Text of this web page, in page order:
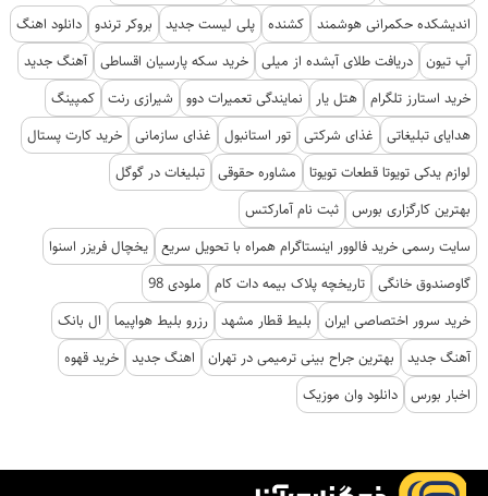
اندیشکده حکمرانی هوشمند کشنده پلی لیست جدید بروکر ترندو دانلود اهنگ
آپ تیون دریافت طلای آبشده از میلی خرید سکه پارسیان اقساطی آهنگ جدید
خرید استارز تلگرام هتل یار نمایندگی تعمیرات دوو شیرازی رنت کمپینگ
هدایای تبلیغاتی
غذای شرکتی تور استانبول غذای سازمانی خرید کارت پستال
لوازم یدکی تویوتا قطعات تویوتا
مشاوره حقوقی تبلیغات در گوگل
بهترین کارگزاری بورس ثبت نام آمارکتس
سایت رسمی خرید فالوور اینستاگرام همراه با تحویل سریع یخچال فریزر اسنوا
گاوصندوق خانگی تاریخچه پلاک بیمه دات کام
ملودی 98
خرید سرور اختصاصی ایران
بلیط قطار مشهد رزرو بلیط هواپیما
ال بانک
آهنگ جدید
بهترین جراح بینی ترمیمی در تهران اهنگ جدید خرید قهوه
اخبار بورس دانلود وان موزیک